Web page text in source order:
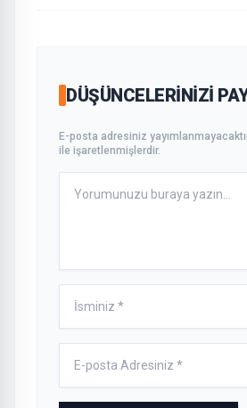
DÜŞÜNCELERINIZI
E-posta adresiniz
ile işaretlenmişlerdir.